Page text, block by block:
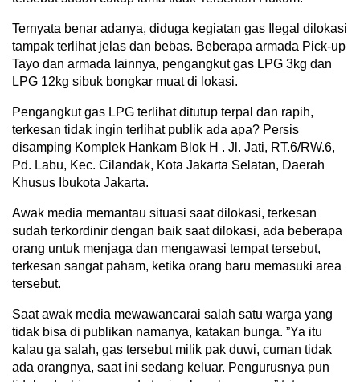
Ternyata benar adanya, diduga kegiatan gas Ilegal dilokasi
tampak terlihat jelas dan bebas. Beberapa armada Pick-up
Tayo dan armada lainnya, pengangkut gas LPG 3kg dan
LPG 12kg sibuk bongkar muat di lokasi.
Pengangkut gas LPG terlihat ditutup terpal dan rapih,
terkesan tidak ingin terlihat publik ada apa? Persis
disamping Komplek Hankam Blok H . Jl. Jati, RT.6/RW.6,
Pd. Labu, Kec. Cilandak, Kota Jakarta Selatan, Daerah
Khusus Ibukota Jakarta.
Awak media memantau situasi saat dilokasi, terkesan
sudah terkordinir dengan baik saat dilokasi, ada beberapa
orang untuk menjaga dan mengawasi tempat tersebut,
terkesan sangat paham, ketika orang baru memasuki area
tersebut.
Saat awak media mewawancarai salah satu warga yang
tidak bisa di publikan namanya, katakan bunga. ”Ya itu
kalau ga salah, gas tersebut milik pak duwi, cuman tidak
ada orangnya, saat ini sedang keluar. Pengurusnya pun